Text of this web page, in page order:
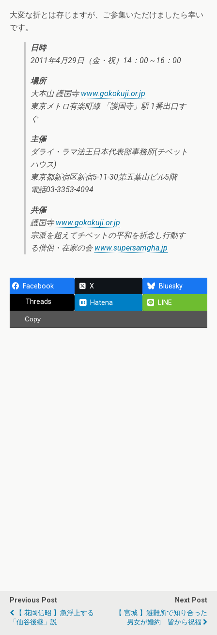
大変な折とは存じますが、ご参集いただけましたら幸い
です。
日時
2011年4月29日（金・祝）14：00～16：00
場所
大本山 護国寺 www.gokokuji.or.jp
東京メトロ有楽町線 「護国寺」駅 1番出口す
ぐ
主催
ダライ・ラマ法王日本代表部事務所(チベット
ハウス)
東京都新宿区新宿5-11-30第五葉山ビル5階
電話03-3353-4094
共催
護国寺 www.gokokuji.or.jp
宗派を超えてチベットの平和を祈念し行動す
る僧侶・在家の会 www.supersamgha.jp
Facebook X
Bluesky
Threads
Hatena LINE
Copy
Previous Post
【 花岡信昭 】急浮上する
「仙谷後継」説
Next Post
【 宮城 】避難所で知り合った
男女が婚約 皆から祝福